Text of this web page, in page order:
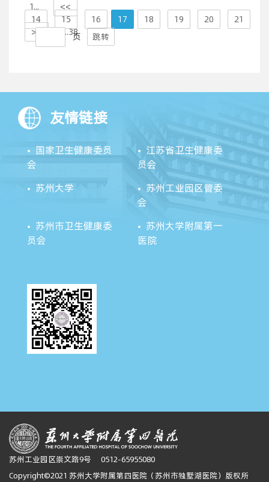
1...
<<
14
15 16 17 18 19 20
21
>>
...38
页 跳转
友情链接
国家卫生健康委员
会
江苏省卫生健康委
员会
苏州大学
苏州工业园区管委
会
苏州市卫生健康委
员会
苏州大学附属第一
医院
苏州工业园区崇文路9号
0512-65955080
Copyright©2021 苏州大学附属第四医院（苏州市独墅湖医院）版权所